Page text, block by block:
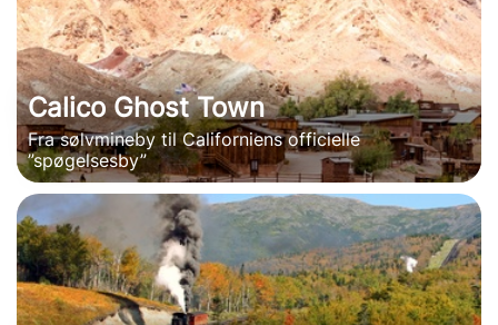
Calico Ghost Town
Fra sølvmineby til Californiens officielle
”spøgelsesby”